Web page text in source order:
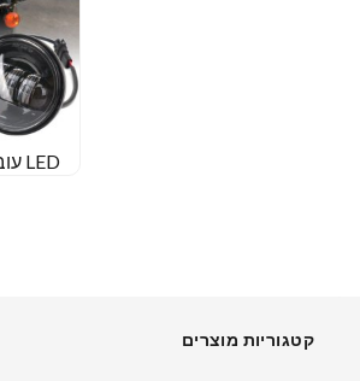
LED עוברים מנורות להרלי
קטגוריות מוצרים